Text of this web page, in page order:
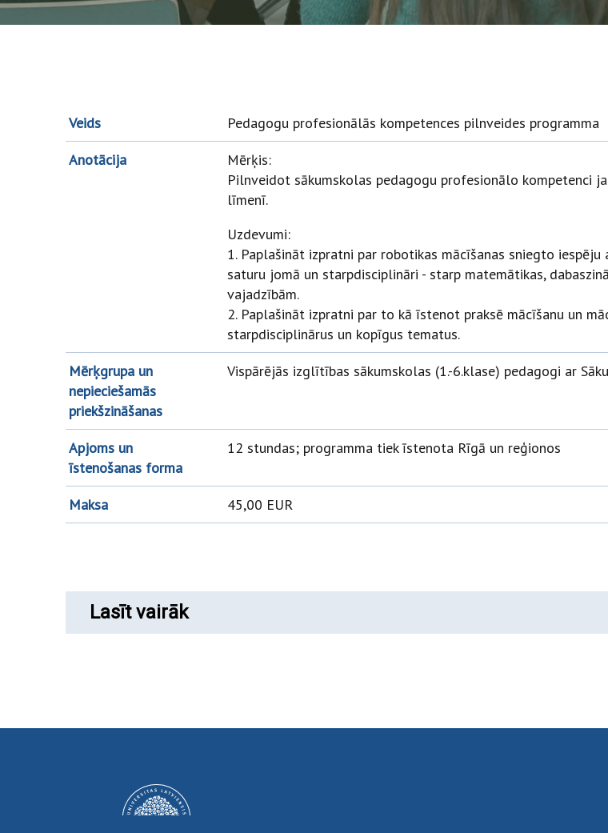
Veids
Pedagogu profesionālās kompetences pilnveides programma
Anotācija
Mērķis:
Pilnveidot sākumskolas pedagogu profesionālo kompetenci
līmenī.
Uzdevumi:
1. Paplašināt izpratni par robotikas mācīšanas sniegto
saturu jomā un starpdisciplināri - starp matemātikas,
vajadzībām.
2. Paplašināt izpratni par to kā īstenot praksē mācīšanu un
starpdisciplinārus un kopīgus tematus.
Mērķgrupa un
nepieciešamās
priekšzināšanas
Vispārējās izglītības sākumskolas (1.-6.klase) pedagogi ar
Apjoms un
īstenošanas forma
12 stundas; programma tiek īstenota Rīgā un reģionos
Maksa 45,00 EUR
Lasīt vairāk